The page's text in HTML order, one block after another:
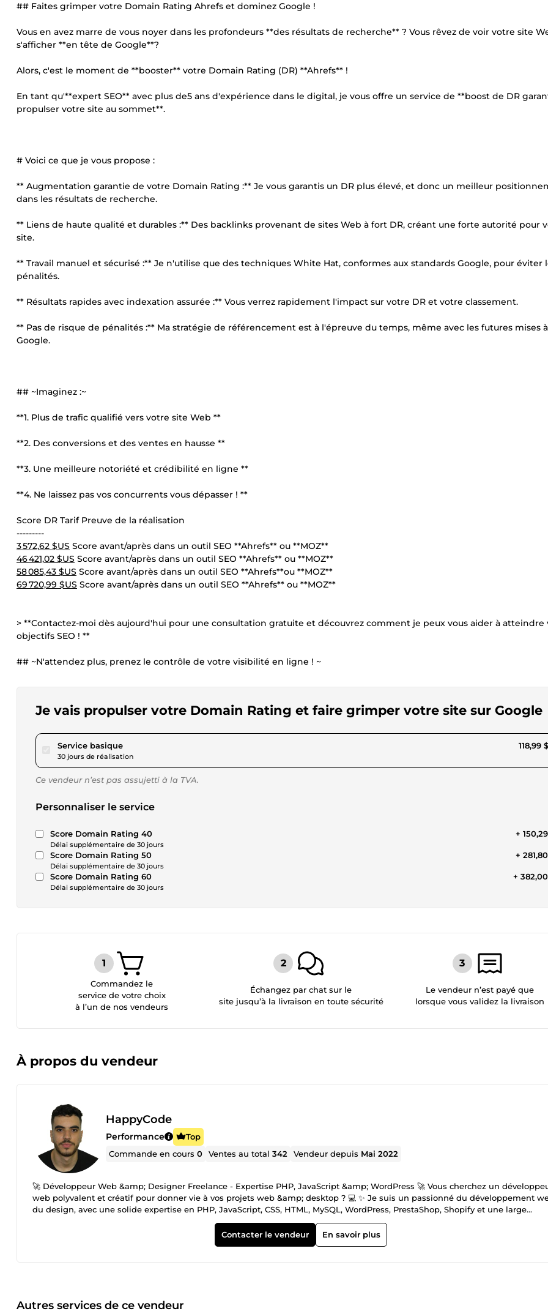
## Faites grimper votre Domain Rating Ahrefs et dominez Google !
Vous en avez marre de vous noyer dans les profondeurs **des résultats de recherche** ? Vous rêvez de voir votre site
s'afficher **en tête de Google**?
Alors, c'est le moment de **booster** votre Domain Rating (DR) **Ahrefs** !
En tant qu'**expert SEO** avec plus de5 ans d'expérience dans le digital, je vous offre un service de **boost de DR
propulser votre site au sommet**.
# Voici ce que je vous propose :
** Augmentation garantie de votre Domain Rating :** Je vous garantis un DR plus élevé, et donc un meilleur
dans les résultats de recherche.
** Liens de haute qualité et durables :** Des backlinks provenant de sites Web à fort DR, créant une forte autorité pour
site.
** Travail manuel et sécurisé :** Je n'utilise que des techniques White Hat, conformes aux standards Google, pour éviter
pénalités.
** Résultats rapides avec indexation assurée :** Vous verrez rapidement l'impact sur votre DR et votre classement.
** Pas de risque de pénalités :** Ma stratégie de référencement est à l'épreuve du temps, même avec les futures mises
Google.
## ~Imaginez :~
**1. Plus de trafic qualifié vers votre site Web **
**2. Des conversions et des ventes en hausse **
**3. Une meilleure notoriété et crédibilité en ligne **
**4. Ne laissez pas vos concurrents vous dépasser ! **
Score DR Tarif Preuve de la réalisation
---------
3 572,62 $US Score avant/après dans un outil SEO **Ahrefs** ou **MOZ**
46 421,02 $US Score avant/après dans un outil SEO **Ahrefs** ou **MOZ**
58 085,43 $US Score avant/après dans un outil SEO **Ahrefs**ou **MOZ**
69 720,99 $US Score avant/après dans un outil SEO **Ahrefs** ou **MOZ**
> **Contactez-moi dès aujourd'hui pour une consultation gratuite et découvrez comment je peux vous aider à atteindre
objectifs SEO ! **
## ~N'attendez plus, prenez le contrôle de votre visibilité en ligne ! ~
Je vais propulser votre Domain Rating et faire grimper votre site sur Google
Service basiquepour 109,66 $US
30 jours de réalisation
118,99
Ce vendeur n’est pas assujetti à la TVA.
Personnaliser le service
Score Domain Rating 40
Délai supplémentaire de 30 jours
+
Score Domain Rating 50
Délai supplémentaire de 30 jours
+
Score Domain Rating 60
Délai supplémentaire de 30 jours
+
Commandez le
service de votre choix
à l’un de nos vendeurs
Échangez par chat sur le
site jusqu’à la livraison en toute sécurité
Le vendeur n’est payé que
lorsque vous validez la livraison
À propos du vendeur
HappyCode
Performance
Top
Commande en cours0 Ventes au total342 Vendeur depuis Mai 2022
🚀 Développeur Web &amp; Designer Freelance - Expertise PHP, JavaScript &amp; WordPress 🚀 Vous cherchez un
web polyvalent et créatif pour donner vie à vos projets web &amp; desktop ? 💻 ✨ Je suis un passionné du développement
du design, avec une solide expertise en PHP, JavaScript, CSS, HTML, MySQL, WordPress, PrestaShop, Shopify et une large
expérience avec divers frameworks. 💪 Mes forces : ✅ Transformation d'idées en réalité : J'adore transformer vos idées en
applications web et desktop performantes et esthétiques. 💡 ➡️ 💻 ✅ Créativité &amp; Design : Je combine mes compétences
techniques avec mon talent de designer pour créer des interfaces utilisateur intuitives et attractives. ✨ ✅ Polyvalence : De la
développement de boutiques en ligne sur PrestaShop, Shopify et WordPress. 🛒 ☑️ Intégration WordPress : Thèmes
Contacter le vendeur En savoir plus
Autres services de ce vendeur